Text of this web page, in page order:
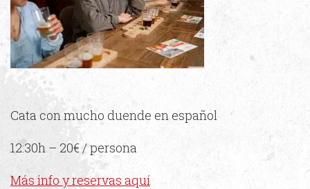
Cata con mucho duende en español
12:30h – 20€ / persona
Más info y reservas aquí